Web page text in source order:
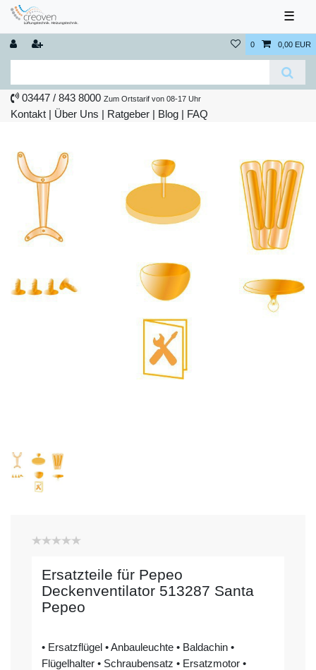
☰
0 0,00 EUR
03447 / 843 8000 Zum Ortstarif von 08-17 Uhr
Kontakt | Über Uns | Ratgeber | Blog | FAQ
Ersatzteile für Pepeo
Deckenventilator 513287 Santa
Pepeo
• Ersatzflügel • Anbauleuchte • Baldachin •
Flügelhalter • Schraubensatz • Ersatzmotor •